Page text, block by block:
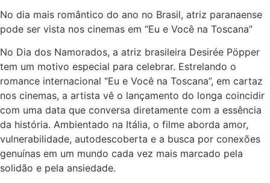
No dia mais romântico do ano no Brasil, atriz paranaense
pode ser vista nos cinemas em “Eu e Você na Toscana”
No Dia dos Namorados, a atriz brasileira Desirée Pöpper
tem um motivo especial para celebrar. Estrelando o
romance internacional “Eu e Você na Toscana”, em cartaz
nos cinemas, a artista vê o lançamento do longa coincidir
com uma data que conversa diretamente com a essência
da história. Ambientado na Itália, o filme aborda amor,
vulnerabilidade, autodescoberta e a busca por conexões
genuínas em um mundo cada vez mais marcado pela
solidão e pela ansiedade.